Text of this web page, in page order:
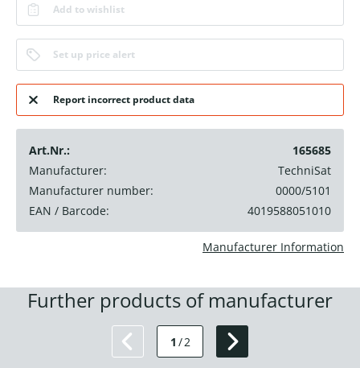
Add to wishlist
Set up price alert
Report incorrect product data
Art.Nr.:
165685
Manufacturer:
TechniSat
Manufacturer number:
0000/5101
EAN / Barcode:
4019588051010
Manufacturer Information
Further products of manufacturer
1 /2